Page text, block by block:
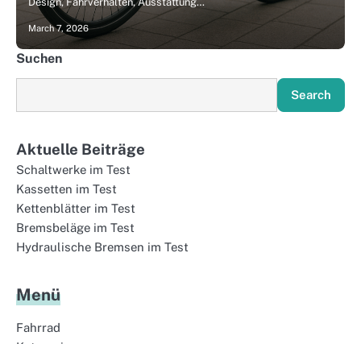
March 7, 2026
Suchen
Search
Aktuelle Beiträge
Schaltwerke im Test
Kassetten im Test
Kettenblätter im Test
Bremsbeläge im Test
Hydraulische Bremsen im Test
Menü
Fahrrad